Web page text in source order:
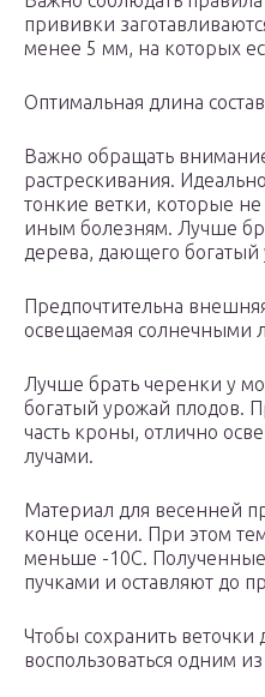
прививки
менее 5 мм, на которых
Оптимальная длина
Важно обращать
растрескивания.
тонкие ветки, которые
иным болезням. Лучше
дерева, дающего
Предпочтительна
освещаемая солнечными
Лучше брать черенки у
богатый урожай плодов.
часть кроны, отлично
лучами.
Материал для весенней
конце осени. При этом
меньше -10С.
пучками и оставляют до
Чтобы сохранить
воспользоваться одним